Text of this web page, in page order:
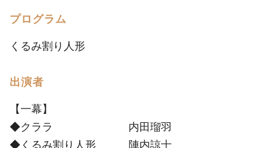
プログラム
くるみ割り人形
出演者
【一幕】
◆クララ 内田瑠羽
◆くるみ割り人形 陣内諒士